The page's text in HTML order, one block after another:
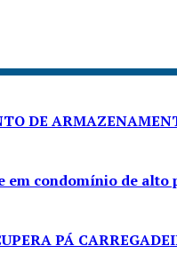
DE
condomínio de alto
PÁ